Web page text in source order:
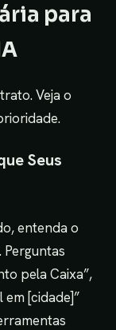
para
Veja o
Seus
entenda o
pela Caixa”,
em [cidade]”